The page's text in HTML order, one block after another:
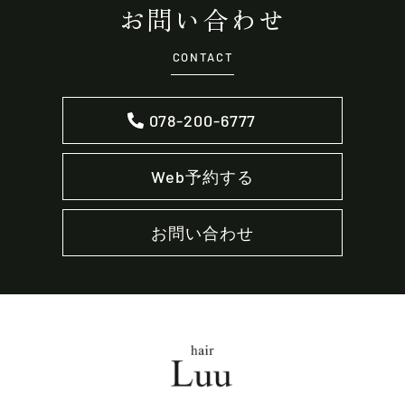
お問い合わせ
CONTACT
078-200-6777
Web予約する
お問い合わせ